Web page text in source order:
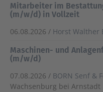
Mitarbeiter im
(m/w/d) in Vollzeit
06.08.2026 / Horst Walther
Maschinen- und
(m/w/d)
07.08.2026 / BORN Senf &
Wachsenburg bei Arnstadt